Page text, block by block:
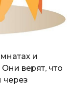
и
верят, что
через